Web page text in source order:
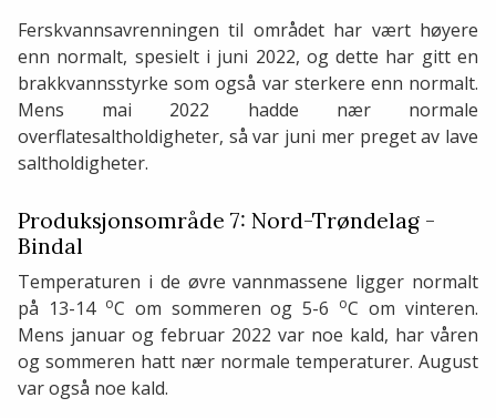
Ferskvannsavrenningen til området har vært høyere
enn normalt, spesielt i juni 2022, og dette har gitt en
brakkvannsstyrke som også var sterkere enn normalt.
Mens mai 2022 hadde nær normale
overflatesaltholdigheter, så var juni mer preget av lave
saltholdigheter.
Produksjonsområde 7: Nord-Trøndelag -
Bindal
Temperaturen i de øvre vannmassene ligger normalt
på 13-14 oC om sommeren og 5-6 oC om vinteren.
Mens januar og februar 2022 var noe kald, har våren
og sommeren hatt nær normale temperaturer. August
var også noe kald.